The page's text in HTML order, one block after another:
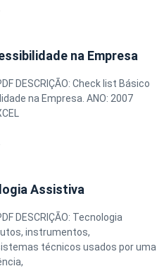
na Empresa
DESCRIÇÃO: Check list Básico
na Empresa. ANO: 2007
Assistiva
DESCRIÇÃO: Tecnologia
instrumentos,
técnicos usados por uma